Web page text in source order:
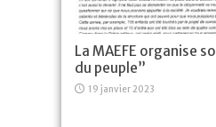
La MAEFE organise
du peuple”
19 janvier 2023